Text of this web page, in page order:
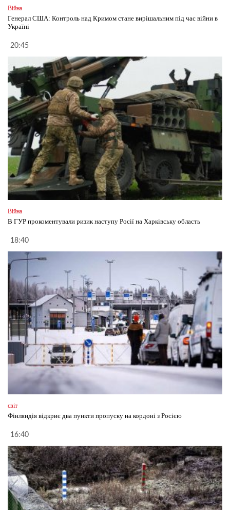
Війна
Генерал США: Контроль над Кримом стане вирішальним під час війни в
Україні
20:45
Війна
В ГУР прокоментували ризик наступу Росії на Харківську область
18:40
світ
Фінляндія відкриє два пункти пропуску на кордоні з Росією
16:40